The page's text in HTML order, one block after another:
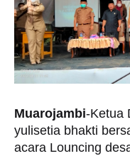
Muarojambi-Ketua
yulisetia bhakti
acara Louncing